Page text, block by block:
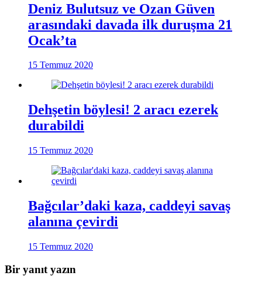
Deniz Bulutsuz ve Ozan Güven
arasındaki davada ilk duruşma 21
Ocak’ta
15 Temmuz 2020
Dehşetin böylesi! 2 aracı ezerek
durabildi
15 Temmuz 2020
Bağcılar’daki kaza, caddeyi savaş
alanına çevirdi
15 Temmuz 2020
Bir yanıt yazın